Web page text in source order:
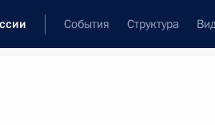
События Структура